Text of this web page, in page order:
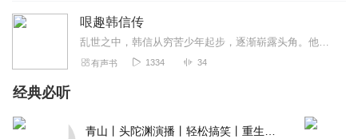
哏趣韩信传
乱世之中，韩信从穷苦少年起步，逐渐崭露头角。他自幼家境贫寒，衣衫褴褛，却心怀壮志。面对生活的窘迫，他尝试过卖艺、求职，却屡屡碰壁，闹出不少笑话。在军营里，他被当...
有声书 1334 34
经典必听